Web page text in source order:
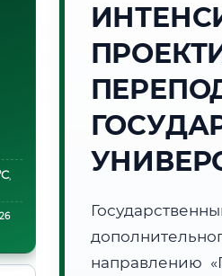
,
направлению